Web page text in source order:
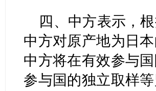
四、中方表示，
中方对原产地为日
中方将在有效参与
参与国的独立取样